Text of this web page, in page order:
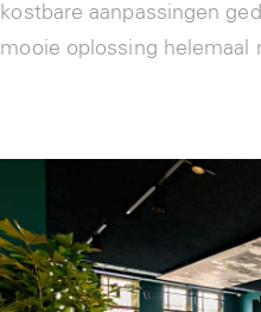
kostbare aanpassingen
mooie oplossing helemaal